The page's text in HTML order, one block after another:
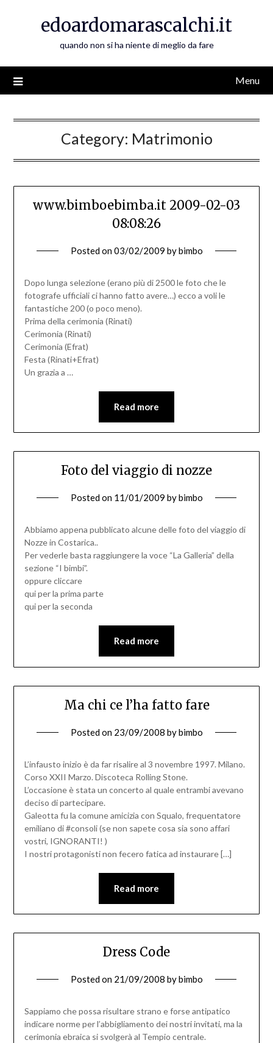
edoardomarascalchi.it
quando non si ha niente di meglio da fare
Menu
Category: Matrimonio
www.bimboebimba.it 2009-02-03
08:08:26
Posted on03/02/2009 bybimbo
Dopo lunga selezione (erano più di 2500 le foto che le
fotografe ufficiali ci hanno fatto avere…) ecco a voli le
fantastiche 200 (o poco meno).
Prima della cerimonia (Rinati)
Cerimonia (Rinati)
Cerimonia (Efrat)
Festa (Rinati+Efrat)
Un grazia a …
Read more
Foto del viaggio di nozze
Posted on 11/01/2009 bybimbo
Abbiamo appena pubblicato alcune delle foto del viaggio di
Nozze in Costarica..
Per vederle basta raggiungere la voce “La Galleria” della
sezione “I bimbi”.
oppure cliccare
qui per la prima parte
qui per la seconda
Read more
Ma chi ce l’ha fatto fare
Posted on 23/09/2008 bybimbo
L’infausto inizio è da far risalire al 3 novembre 1997. Milano.
Corso XXII Marzo. Discoteca Rolling Stone.
L’occasione è stata un concerto al quale entrambi avevano
deciso di partecipare.
Galeotta fu la comune amicizia con Squalo, frequentatore
emiliano di #consoli (se non sapete cosa sia sono affari
vostri, IGNORANTI! )
I nostri protagonisti non fecero fatica ad instaurare […]
Read more
Dress Code
Posted on 21/09/2008 bybimbo
Sappiamo che possa risultare strano e forse antipatico
indicare norme per l’abbigliamento dei nostri invitati, ma la
cerimonia ebraica si svolgerà al Tempio centrale.